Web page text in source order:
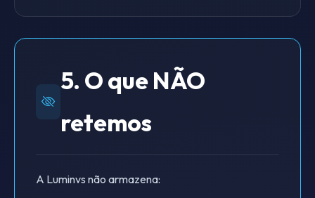
5. O que NÃO
retemos
A Luminvs não armazena: